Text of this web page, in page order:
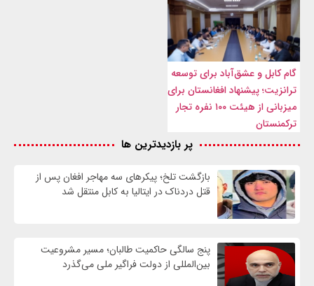
گام کابل و عشق‌آباد برای توسعه
ترانزیت؛ پیشنهاد افغانستان برای
میزبانی از هیئت ۱۰۰ نفره تجار
ترکمنستان
پر بازدیدترین ها
بازگشت تلخ؛ پیکرهای سه مهاجر افغان پس از
قتل دردناک در ایتالیا به کابل منتقل شد
پنج سالگی حاکمیت طالبان؛ مسیر مشروعیت
بین‌المللی از دولت فراگیر ملی می‌گذرد